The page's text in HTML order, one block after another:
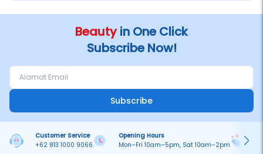
Beautyin One Click
Subscribe Now!
Subscribe
Customer Service
+62 813 1000 9066
Opening Hours
Mon–Fri 10am–5pm, Sat 10am–2pm